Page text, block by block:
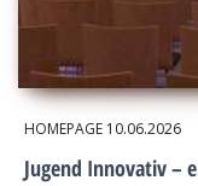
HOMEPAGE 10.06.2026
Jugend Innovativ –